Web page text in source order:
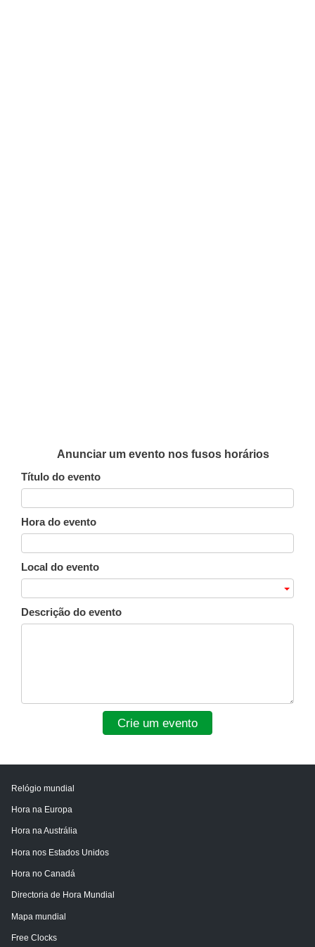
Anunciar um evento nos fusos horários
Título do evento
Hora do evento
Local do evento
Descrição do evento
Crie um evento
Relógio mundial
Hora na Europa
Hora na Austrália
Hora nos Estados Unidos
Hora no Canadá
Directoria de Hora Mundial
Mapa mundial
Free Clocks